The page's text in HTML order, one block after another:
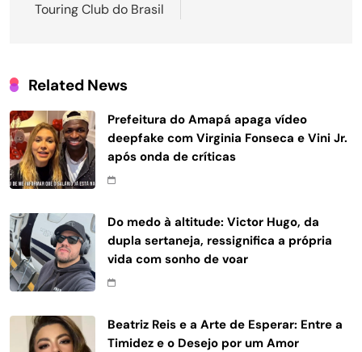
Touring Club do Brasil
Related News
Prefeitura do Amapá apaga vídeo
deepfake com Virginia Fonseca e Vini Jr.
após onda de críticas
Do medo à altitude: Victor Hugo, da
dupla sertaneja, ressignifica a própria
vida com sonho de voar
Beatriz Reis e a Arte de Esperar: Entre a
Timidez e o Desejo por um Amor